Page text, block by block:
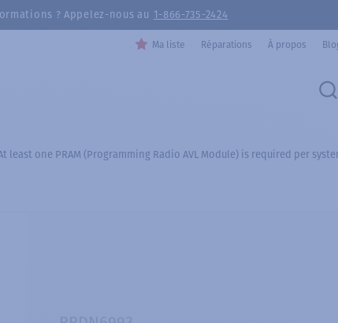
? Appelez-nous au 1-866-735-2424
Ma liste Réparations À propos
least one PRAM (Programming Radio AVL Module) is required per